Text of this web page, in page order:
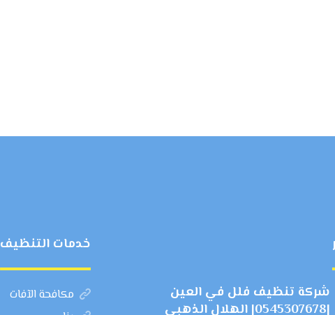
شركة تنظيف فلل في العين
|0545307678| الهلال الذهبي
خدمات التنظيف
مكافحة الآفات